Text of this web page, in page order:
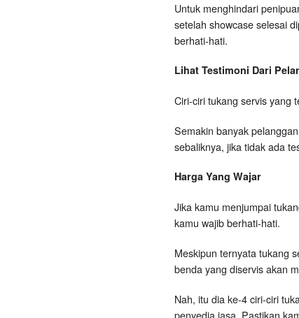
Untuk menghindari
setelah showcase selesai
berhati-hati.
Lihat Testimoni Dari
Ciri-ciri tukang servis yang
Semakin banyak
sebaliknya, jika tidak ada
Harga Yang Wajar
Jika kamu menjumpai
kamu wajib berhati-hati.
Meskipun ternyata tukang
benda yang diservis akan
Nah, itu dia ke-4 ciri-ciri
penyedia jasa. Pastikan